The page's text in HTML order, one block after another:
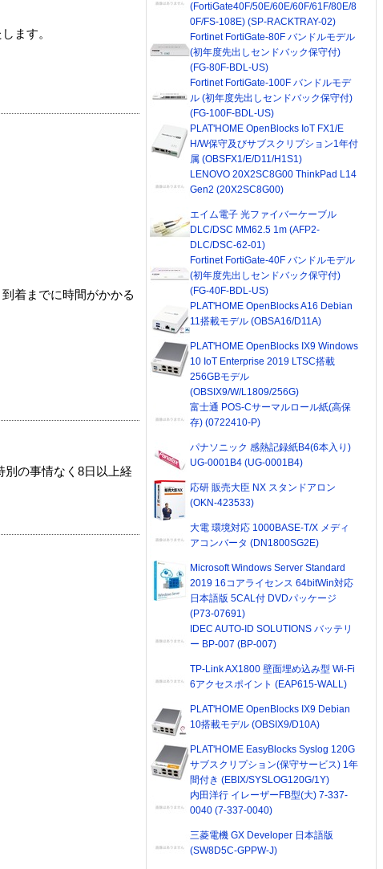
ます。
着までに時間がかかる
の事情なく8日以上経
(FortiGate40F/50E/60E/60F/61F/80E/8
0F/FS-108E) (SP-RACKTRAY-02)
Fortinet FortiGate-80F バンドルモデル
(初年度先出しセンドバック保守付)
(FG-80F-BDL-US)
Fortinet FortiGate-100F バンドルモデ
ル (初年度先出しセンドバック保守付)
(FG-100F-BDL-US)
PLAT'HOME OpenBlocks IoT FX1/E
H/W保守及びサブスクリプション1年付
属 (OBSFX1/E/D11/H1S1)
LENOVO 20X2SC8G00 ThinkPad L14
Gen2 (20X2SC8G00)
エイム電子 光ファイバーケーブル
DLC/DSC MM62.5 1m (AFP2-
DLC/DSC-62-01)
Fortinet FortiGate-40F バンドルモデル
(初年度先出しセンドバック保守付)
(FG-40F-BDL-US)
PLAT'HOME OpenBlocks A16 Debian
11搭載モデル (OBSA16/D11A)
PLAT'HOME OpenBlocks IX9 Windows
10 IoT Enterprise 2019 LTSC搭載
256GBモデル
(OBSIX9/W/L1809/256G)
富士通 POS-Cサーマルロール紙(高保
存) (0722410-P)
パナソニック 感熱記録紙B4(6本入り)
UG-0001B4 (UG-0001B4)
応研 販売大臣 NX スタンドアロン
(OKN-423533)
大電 環境対応 1000BASE-T/X メディ
アコンバータ (DN1800SG2E)
Microsoft Windows Server Standard
2019 16コアライセンス 64bitWin対応
日本語版 5CAL付 DVDパッケージ
(P73-07691)
IDEC AUTO-ID SOLUTIONS バッテリ
ー BP-007 (BP-007)
TP-Link AX1800 壁面埋め込み型 Wi-Fi
6アクセスポイント (EAP615-WALL)
PLAT'HOME OpenBlocks IX9 Debian
10搭載モデル (OBSIX9/D10A)
PLAT'HOME EasyBlocks Syslog 120G
サブスクリプション(保守サービス) 1年
間付き (EBIX/SYSLOG120G/1Y)
内田洋行 イレーザーFB型(大) 7-337-
0040 (7-337-0040)
三菱電機 GX Developer 日本語版
(SW8D5C-GPPW-J)